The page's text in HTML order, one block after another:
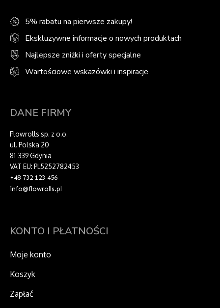
5% rabatu na pierwsze zakupy!
Ekskluzywne informacje o nowych produktach
Najlepsze zniżki i oferty specjalne
Wartościowe wskazówki i inspiracje
DANE FIRMY
Flowrolls sp. z o.o.
ul. Polska 20
81-339 Gdynia
VAT EU: PL5252782453
+48 732 123 456
info@flowrolls.pl
KONTO I PŁATNOŚCI
Moje konto
Koszyk
Zapłać